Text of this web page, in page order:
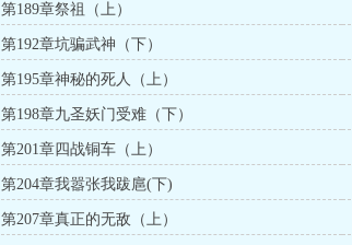
第189章祭祖（上）
第192章坑骗武神（下）
第195章神秘的死人（上）
第198章九圣妖门受难（下）
第201章四战铜车（上）
第204章我嚣张我跋扈(下)
第207章真正的无敌（上）